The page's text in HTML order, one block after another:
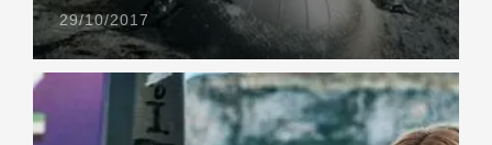
29/10/2017